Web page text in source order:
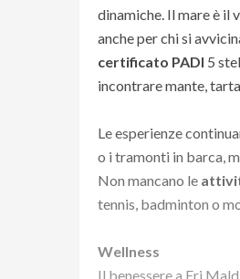
dinamiche. Il mare è il
anche per chi si
certificato PADI 5
incontrare mante,
Le esperienze
o i tramonti in barca,
Non mancano le
tennis, badminton o
Wellness
Il benessere a Eri